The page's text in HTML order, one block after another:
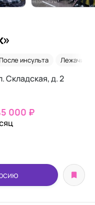
инсульта Лежачие
Приволжский район, ул. Складская, д. 2
000 ₽